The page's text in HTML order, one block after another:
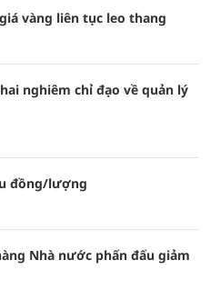
vàng liên tục leo thang
nghiêm chỉ đạo về quản lý
đồng/lượng
Nhà nước phấn đấu giảm